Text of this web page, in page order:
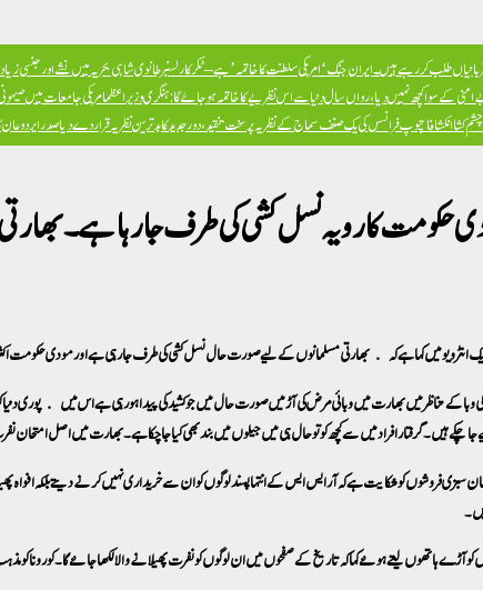
طلب کر رہے ہیں۔ایران جنگ ‘امریکی سلطنت کا خاتمہ’ ہے – ٹکر کارلسنبرطانوی شاہی بحریہ میں نشے اور جنسی
کے سوا کچھ نہیں دیا، رواں سال دنیا سے اس نظریے کا خاتمہ ہو جائے گا: ہنگری وزیراعظمامریکی جامعات میں
پوپ فرانسس کی یک صنف سماج کے نظریہ پر سخت تنقید، دور جدید کا بدترین نظریہ قرار دے دیاصدر ایردوعان
حکومت کا رویہ نسل کشی کی طرف جارہا ہے۔
انٹرویو میں کہا ہے کہ بھارتی مسلمانوں کے لیے صورت حال نسل کشی کی طرف جا رہی ہےاور مودی حکومت
وبا کے تناظر میں بھارت میں وبائی مرض کی آڑ میں صورت حال میں جوکشیدگی پیدا ہو رہی ہے اس میں پوری
چکے ہیں۔گرفتار افراد میں سے کچھ کو تو حال ہی میں جیلوں میں بند بھی کیا جا چکا ہے۔ بھارت میں اصل
فروشوں کو شکایت ہے کہ آر ایس ایس کے انتہا پسند لوگوں کو ان سے خریداری نہیں کرنے دیتے بلکہ افواہ
آڑے ہاتھوں لیتے ہوئے کہا کہ تاریخ کے صفحوں میں ان لوگوں کو نفرت پھیلانے والا لکھا جائے گا۔ کورونا